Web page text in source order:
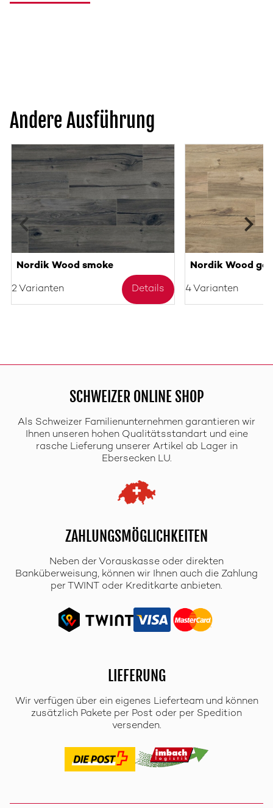
Andere Ausführung
Nordik Wood smoke
2 Varianten Details
Nordik Wood
4 Varianten
SCHWEIZER ONLINE SHOP
Als Schweizer Familienunternehmen garantieren wir
Ihnen unseren hohen Qualitätsstandart und eine
rasche Lieferung unserer Artikel ab Lager in
Ebersecken LU.
ZAHLUNGSMÖGLICHKEITEN
Neben der Vorauskasse oder direkten
Banküberweisung, können wir Ihnen auch die Zahlung
per TWINT oder Kreditkarte anbieten.
LIEFERUNG
Wir verfügen über ein eigenes Lieferteam und können
zusätzlich Pakete per Post oder per Spedition
versenden.